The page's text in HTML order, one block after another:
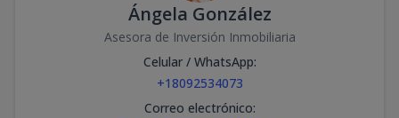
Ángela González
Asesora de Inversión Inmobiliaria
Celular / WhatsApp:
+18092534073
Correo electrónico: